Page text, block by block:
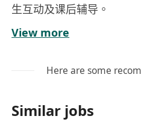
生互动及课后辅导。
2. 负责解答学员在学习过
性化的学习建议与指导。
率和成绩。
流程。
View more
Here are some
Similar jobs